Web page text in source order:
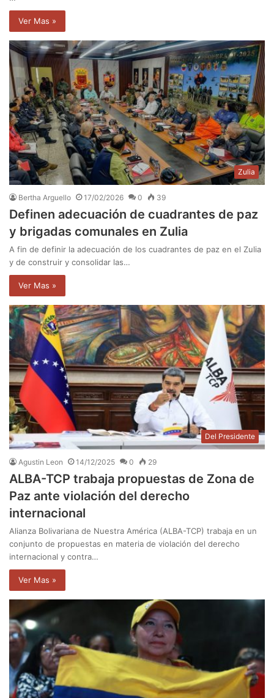
Ver Mas »
Zulia
Bertha Arguello 17/02/2026 0 39
Definen adecuación de cuadrantes de paz
y brigadas comunales en Zulia
A fin de definir la adecuación de los cuadrantes de paz en el Zulia
y de construir y consolidar las…
Ver Mas »
Del Presidente
Agustin Leon 14/12/2025 0 29
ALBA-TCP trabaja propuestas de Zona de
Paz ante violación del derecho
internacional
Alianza Bolivariana de Nuestra América (ALBA-TCP) trabaja en un
conjunto de propuestas en materia de violación del derecho
internacional y contra…
Ver Mas »